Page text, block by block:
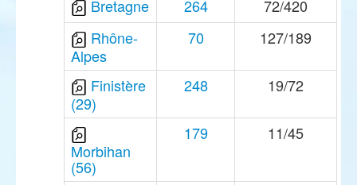
Bretagne 264
72/420
Rhône-
Alpes
70 127/189
Finistère
(29)
248 19/72
Morbihan
(56)
179 11/45